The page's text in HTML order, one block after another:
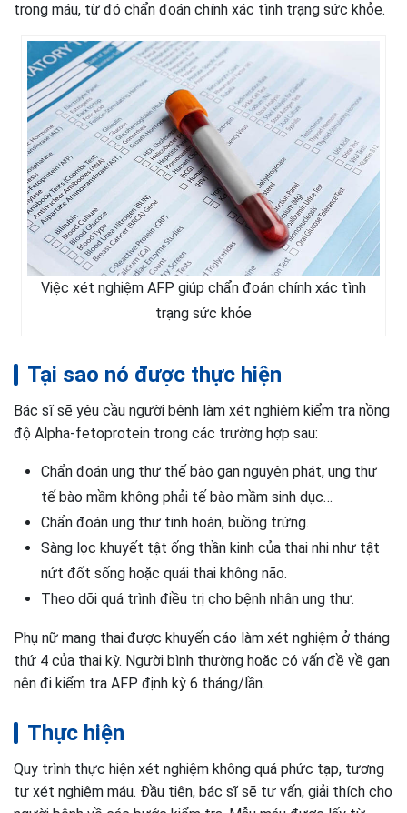
trong máu, từ đó chẩn đoán chính xác tình trạng sức khỏe.
Việc xét nghiệm AFP giúp chẩn đoán chính xác tình
trạng sức khỏe
Tại sao nó được thực hiện
Bác sĩ sẽ yêu cầu người bệnh làm xét nghiệm kiểm tra nồng
độ Alpha-fetoprotein trong các trường hợp sau:
Chẩn đoán ung thư thế bào gan nguyên phát, ung thư
tế bào mầm không phải tế bào mầm sinh dục…
Chẩn đoán ung thư tinh hoàn, buồng trứng.
Sàng lọc khuyết tật ống thần kinh của thai nhi như tật
nứt đốt sống hoặc quái thai không não.
Theo dõi quá trình điều trị cho bệnh nhân ung thư.
Phụ nữ mang thai được khuyến cáo làm xét nghiệm ở tháng
thứ 4 của thai kỳ. Người bình thường hoặc có vấn đề về gan
nên đi kiểm tra AFP định kỳ 6 tháng/lần.
Thực hiện
Quy trình thực hiện xét nghiệm không quá phức tạp, tương
tự xét nghiệm máu. Đầu tiên, bác sĩ sẽ tư vấn, giải thích cho